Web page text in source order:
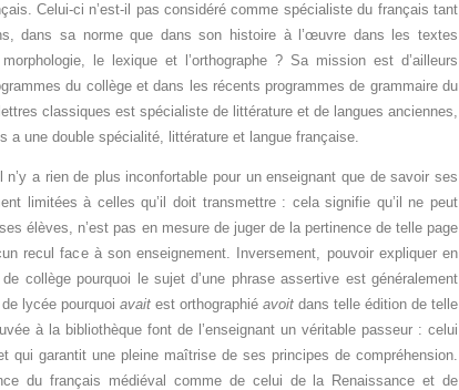
Celui-ci n’est-il pas considéré comme spécialiste du français tant
dans sa norme que dans son histoire à l’œuvre dans les textes
le lexique et l’orthographe ? Sa mission est d’ailleurs
du collège et dans les récents programmes de grammaire du
classiques est spécialiste de littérature et de langues anciennes,
a une double spécialité, littérature et langue française.
n’y a rien de plus inconfortable pour un enseignant que de savoir ses
limitées à celles qu’il doit transmettre : cela signifie qu’il ne peut
élèves, n’est pas en mesure de juger de la pertinence de telle page
recul face à son enseignement. Inversement, pouvoir expliquer en
collège pourquoi le sujet d’une phrase assertive est généralement
lycée pourquoi avait est orthographié avoit dans telle édition de telle
à la bibliothèque font de l’enseignant un véritable passeur : celui
qui garantit une pleine maîtrise de ses principes de compréhension.
du français médiéval comme de celui de la Renaissance et de